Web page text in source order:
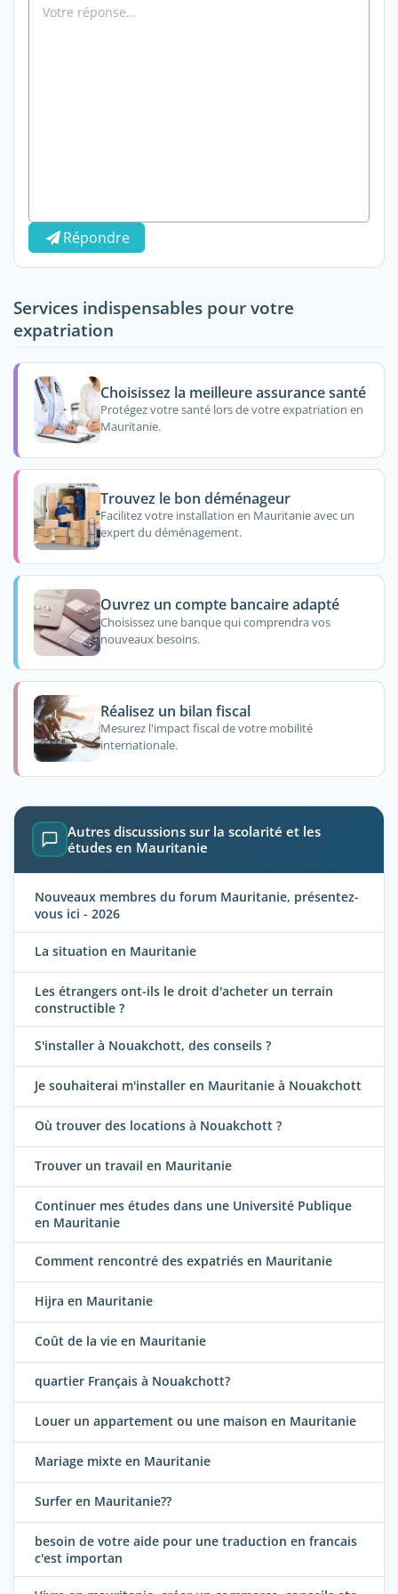
Répondre
Services indispensables pour votre
expatriation
Choisissez la meilleure assurance santé
Protégez votre santé lors de votre expatriation en
Mauritanie.
Trouvez le bon déménageur
Facilitez votre installation en Mauritanie avec un
expert du déménagement.
Ouvrez un compte bancaire adapté
Choisissez une banque qui comprendra vos
nouveaux besoins.
Réalisez un bilan fiscal
Mesurez l'impact fiscal de votre mobilité
internationale.
Autres discussions sur la scolarité et les
études en Mauritanie
Nouveaux membres du forum Mauritanie, présentez-
vous ici - 2026
La situation en Mauritanie
Les étrangers ont-ils le droit d'acheter un terrain
constructible ?
S'installer à Nouakchott, des conseils ?
Je souhaiterai m'installer en Mauritanie à Nouakchott
Où trouver des locations à Nouakchott ?
Trouver un travail en Mauritanie
Continuer mes études dans une Université Publique
en Mauritanie
Comment rencontré des expatriés en Mauritanie
Hijra en Mauritanie
Coût de la vie en Mauritanie
quartier Français à Nouakchott?
Louer un appartement ou une maison en Mauritanie
Mariage mixte en Mauritanie
Surfer en Mauritanie??
besoin de votre aide pour une traduction en francais
c'est importan